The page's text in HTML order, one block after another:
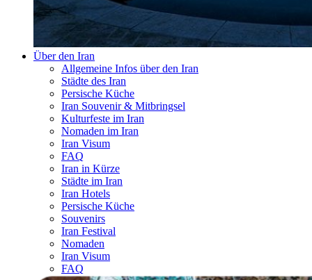
Über den Iran
Allgemeine Infos über den Iran
Städte des Iran
Persische Küche
Iran Souvenir & Mitbringsel
Kulturfeste im Iran
Nomaden im Iran
Iran Visum
FAQ
Iran in Kürze
Städte im Iran
Iran Hotels
Persische Küche
Souvenirs
Iran Festival
Nomaden
Iran Visum
FAQ